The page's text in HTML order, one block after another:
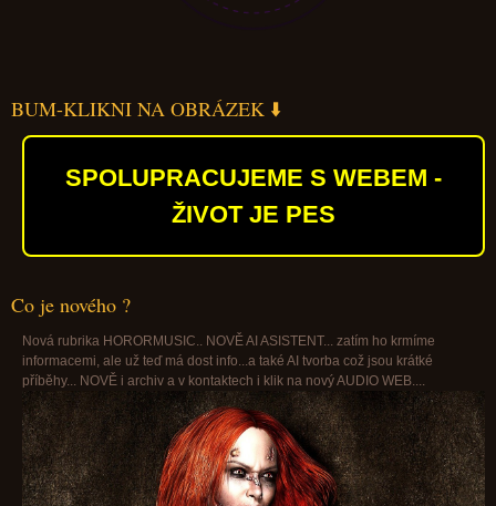
BUM-KLIKNI NA OBRÁZEK ⬇️
SPOLUPRACUJEME S WEBEM -
ŽIVOT JE PES
Co je nového ?
Nová rubrika HORORMUSIC.. NOVĚ AI ASISTENT... zatím ho krmíme
informacemi, ale už teď má dost info...a také AI tvorba což jsou krátké
příběhy... NOVĚ i archiv a v kontaktech i klik na nový AUDIO WEB....